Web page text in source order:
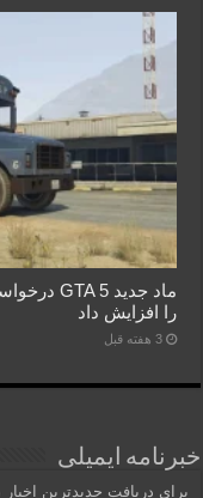
را افزایش داد
3 هفته قبل
خبرنامه ایمیلی
برای دریافت جدیدترین